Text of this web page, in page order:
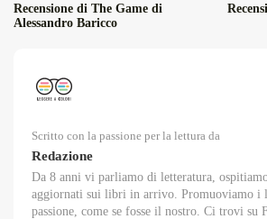
Recensione di The Game di
Alessandro Baricco
Scritto con la passione per la lettura da
Redazione
Da 8 anni vi parliamo di letteratura,
aggiornati sui libri in arrivo. Promuoviamo i
passione, come se fosse il nostro. Ci trovi su